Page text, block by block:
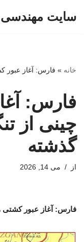
سایت مهندسی
خانه » فارس: آغاز عبور
فارس:
چینی از
گذشته
از می 14, 2026
فارس: آغاز عبور کشتی